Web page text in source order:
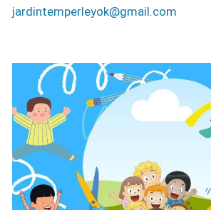
jardintemperleyok@gmail.com